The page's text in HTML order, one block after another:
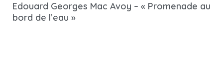
Edouard Georges Mac Avoy – « Promenade au
bord de l’eau »